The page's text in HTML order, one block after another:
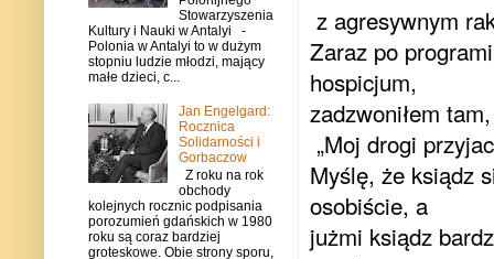
z agresywnym
Zaraz po
hospicjum,
zadzwoniłem
„Moj drogi
Myślę, że ksiądz
osobiście, a
jużmi ksiądz
Stowarzyszenia
Kultury i Nauki w Antalyi -
Polonia w Antalyi to w dużym
stopniu ludzie młodzi, mający
małe dzieci, c...
Jan Engelgard:
Rocznica
Solidarności i
Gorbaczow
Z roku na rok
obchody
kolejnych rocznic podpisania
porozumień gdańskich w 1980
roku są coraz bardziej
groteskowe. Obie strony sporu,